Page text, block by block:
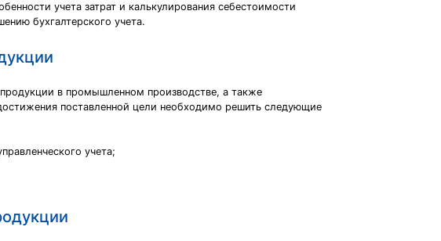
учета затрат и калькулирования себестоимости
бухгалтерского учета.
продукции в промышленном производстве, а также
поставленной цели необходимо решить следующие
учета;